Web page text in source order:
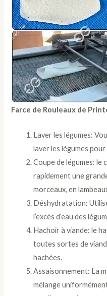
Farce de Rouleaux de
Laver les légumes:
laver les légumes
Coupe de légumes:
rapidement une
morceaux, en
Déshydratation:
l’excès d’eau des
Hachoir à viande: le
toutes sortes de
hachées.
Assaisonnement: La
mélange